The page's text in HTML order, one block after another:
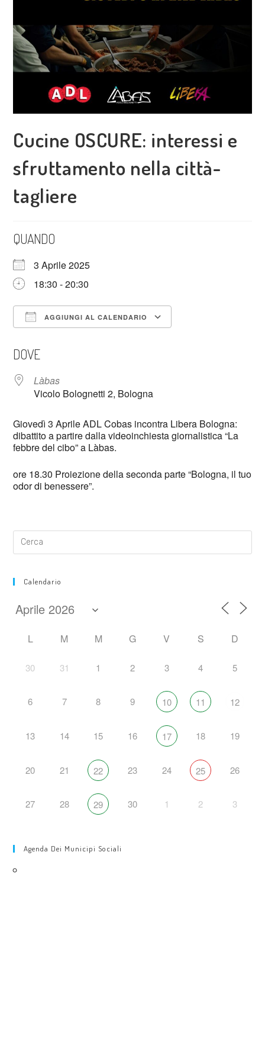
Cucine OSCURE: interessi e
sfruttamento nella città-
tagliere
QUANDO
3 Aprile 2025
18:30 - 20:30
AGGIUNGI AL CALENDARIO
DOVE
Làbas
Vicolo Bolognetti 2, Bologna
Giovedì 3 Aprile ADL Cobas incontra Libera Bologna:
dibattito a partire dalla videoinchiesta giornalistica “La
febbre del cibo” a Làbas.
ore 18.30 Proiezione della seconda parte “Bologna, il tuo
odor di benessere”.
Calendario
L M M G V S D
30 31 1 2 3 4 5
6 7 8 9 10 11 12
13 14 15 16 17 18 19
20 21 22 23 24 25 26
27 28 29 30 1 2 3
Agenda Dei Municipi Sociali